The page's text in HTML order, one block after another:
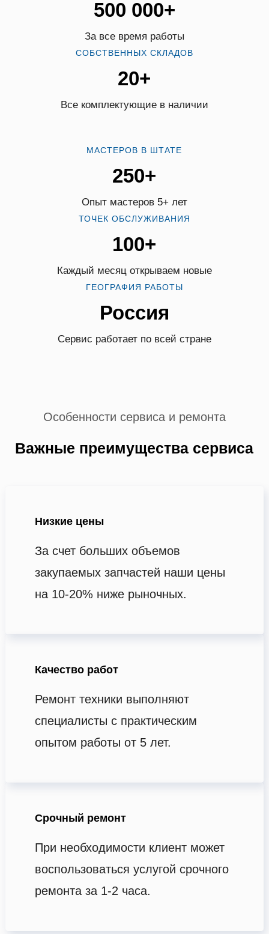
500 000+
За все время работы
СОБСТВЕННЫХ СКЛАДОВ
20+
Все комплектующие в наличии
МАСТЕРОВ В ШТАТЕ
250+
Опыт мастеров 5+ лет
ТОЧЕК ОБСЛУЖИВАНИЯ
100+
Каждый месяц открываем новые
ГЕОГРАФИЯ РАБОТЫ
Россия
Сервис работает по всей стране
Особенности сервиса и ремонта
Важные преимущества сервиса
Низкие цены
За счет больших объемов
закупаемых запчастей наши цены
на 10-20% ниже рыночных.
Качество работ
Ремонт техники выполняют
специалисты с практическим
опытом работы от 5 лет.
Срочный ремонт
При необходимости клиент может
воспользоваться услугой срочного
ремонта за 1-2 часа.